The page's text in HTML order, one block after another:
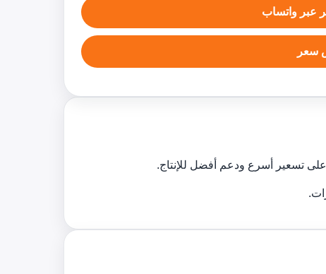
عبر واتساب
سعر
تسعير أسرع ودعم أفضل للإنتاج.